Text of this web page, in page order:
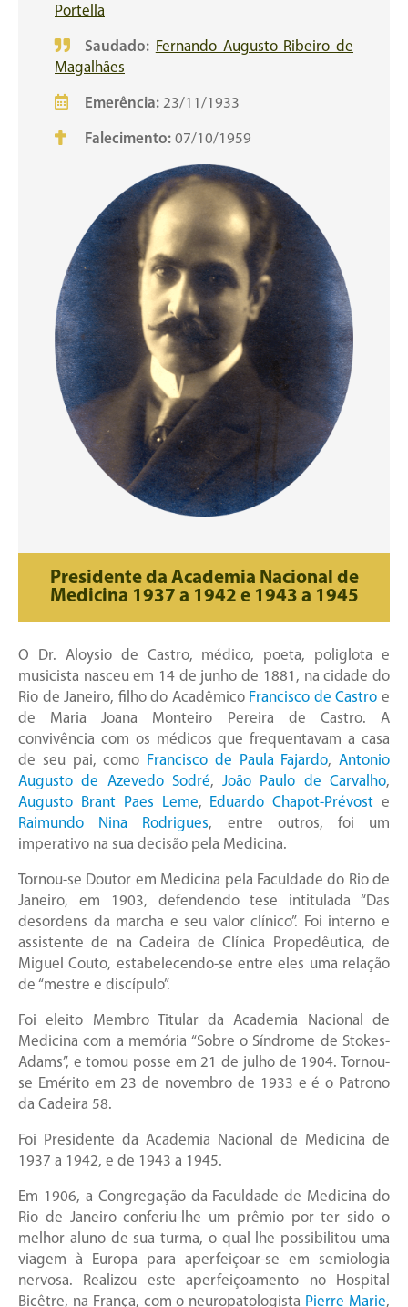
Portella
Saudado: Fernando Augusto Ribeiro de
Magalhães
Emerência: 23/11/1933
Falecimento: 07/10/1959
Presidente da Academia Nacional de
Medicina 1937 a 1942 e 1943 a 1945
O Dr. Aloysio de Castro, médico, poeta, poliglota e
musicista nasceu em 14 de junho de 1881, na cidade do
Rio de Janeiro, filho do Acadêmico Francisco de Castro e
de Maria Joana Monteiro Pereira de Castro. A
convivência com os médicos que frequentavam a casa
de seu pai, como Francisco de Paula Fajardo, Antonio
Augusto de Azevedo Sodré,João Paulo de Carvalho,
Augusto Brant Paes Leme, Eduardo Chapot-Prévost e
Raimundo Nina Rodrigues, entre outros, foi um
imperativo na sua decisão pela Medicina.
Tornou-se Doutor em Medicina pela Faculdade do Rio de
Janeiro, em 1903, defendendo tese intitulada “Das
desordens da marcha e seu valor clínico”. Foi interno e
assistente de na Cadeira de Clínica Propedêutica, de
Miguel Couto, estabelecendo-se entre eles uma relação
de “mestre e discípulo”.
Foi eleito Membro Titular da Academia Nacional de
Medicina com a memória “Sobre o Síndrome de Stokes-
Adams”, e tomou posse em 21 de julho de 1904. Tornou-
se Emérito em 23 de novembro de 1933 e é o Patrono
da Cadeira 58.
Foi Presidente da Academia Nacional de Medicina de
1937 a 1942, e de 1943 a 1945.
Em 1906, a Congregação da Faculdade de Medicina do
Rio de Janeiro conferiu-lhe um prêmio por ter sido o
melhor aluno de sua turma, o qual lhe possibilitou uma
viagem à Europa para aperfeiçoar-se em semiologia
nervosa. Realizou este aperfeiçoamento no Hospital
Bicêtre, na França, com o neuropatologista Pierre Marie,